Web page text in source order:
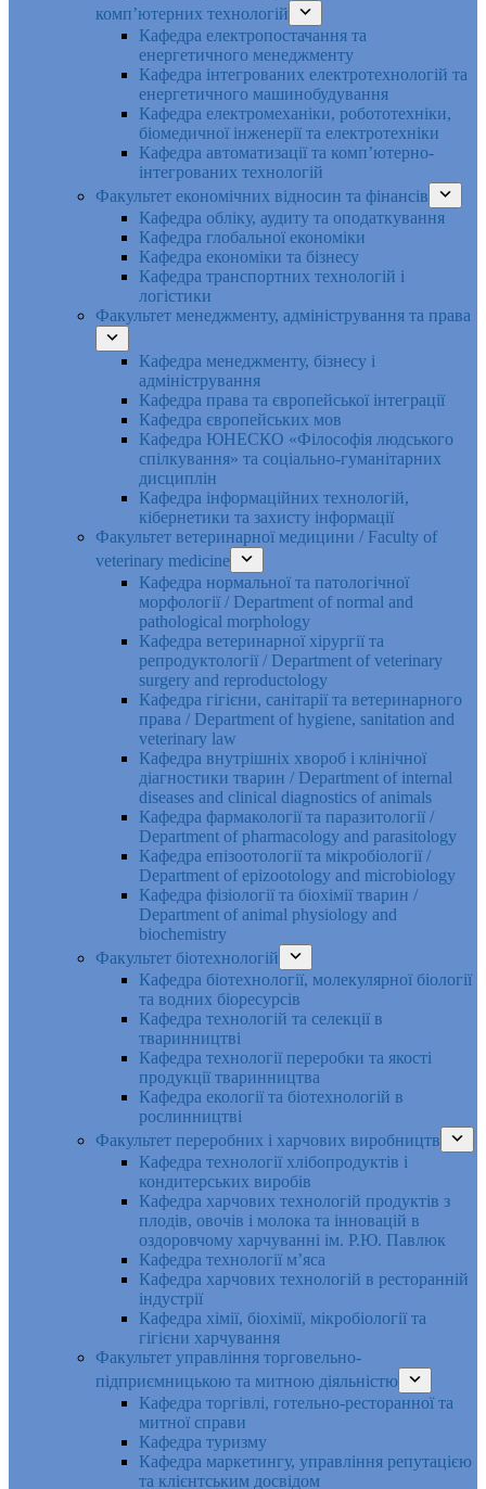
комп’ютерних технологій
Кафедра електропостачання та
енергетичного менеджменту
Кафедра інтегрованих електротехнологій та
енергетичного машинобудування
Кафедра електромеханіки, робототехніки,
біомедичної інженерії та електротехніки
Кафедра автоматизації та комп’ютерно-
інтегрованих технологій
Факультет економічних відносин та фінансів
Кафедра обліку, аудиту та оподаткування
Кафедра глобальної економіки
Кафедра економіки та бізнесу
Кафедра транспортних технологій і
логістики
Факультет менеджменту, адміністрування та права
Кафедра менеджменту, бізнесу і
адміністрування
Кафедра права та європейської інтеграції
Кафедра європейських мов
Кафедра ЮНЕСКО «Філософія людського
спілкування» та соціально-гуманітарних
дисциплін
Кафедра інформаційних технологій,
кібернетики та захисту інформації
Факультет ветеринарної медицини / Faculty of
veterinary medicine
Кафедра нормальної та патологічної
морфології / Department of normal and
pathological morphology
Кафедра ветеринарної хірургії та
репродуктології / Department of veterinary
surgery and reproductology
Кафедра гігієни, санітарії та ветеринарного
права / Department of hygiene, sanitation and
veterinary law
Кафедра внутрішніх хвороб і клінічної
діагностики тварин / Department of internal
diseases and clinical diagnostics of animals
Кафедра фармакології та паразитології /
Department of pharmacology and parasitology
Кафедра епізоотології та мікробіології /
Department of epizootology and microbiology
Кафедра фізіології та біохімії тварин /
Department of animal physiology and
biochemistry
Факультет біотехнологій
Кафедра біотехнології, молекулярної біології
та водних біоресурсів
Кафедра технологій та селекції в
тваринництві
Кафедра технології переробки та якості
продукції тваринництва
Кафедра екології та біотехнологій в
рослинництві
Факультет переробних і харчових виробництв
Кафедра технології хлібопродуктів і
кондитерських виробів
Кафедра харчових технологій продуктів з
плодів, овочів і молока та інновацій в
оздоровчому харчуванні ім. Р.Ю. Павлюк
Кафедра технології м’яса
Кафедра харчових технологій в ресторанній
індустрії
Кафедра хімії, біохімії, мікробіології та
гігієни харчування
Факультет управління торговельно-
підприємницькою та митною діяльністю
Кафедра торгівлі, готельно-ресторанної та
митної справи
Кафедра туризму
Кафедра маркетингу, управління репутацією
та клієнтським досвідом